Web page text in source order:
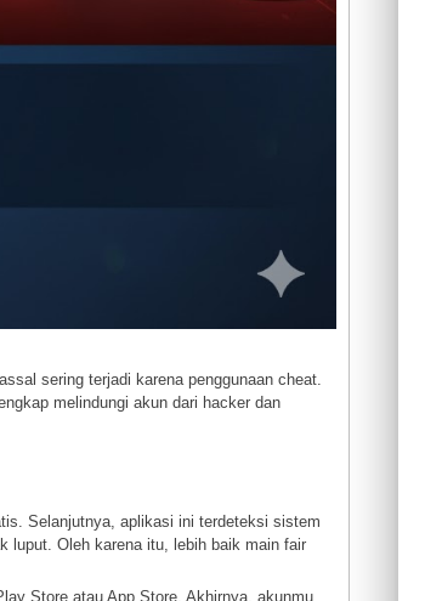
sering terjadi karena penggunaan cheat.
melindungi akun dari hacker dan
Selanjutnya, aplikasi ini terdeteksi sistem
luput. Oleh karena itu, lebih baik main fair
Store atau App Store. Akhirnya, akunmu